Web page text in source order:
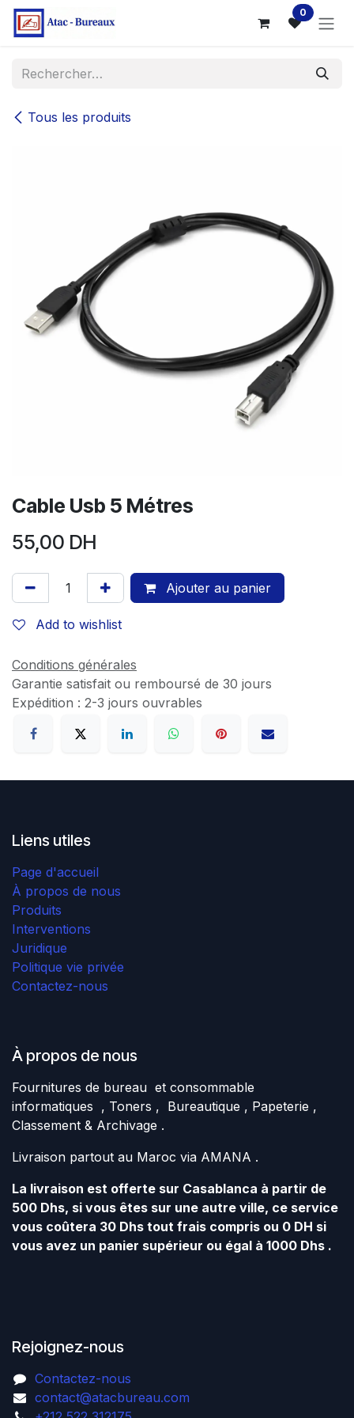
Se rendre au contenu 0
Tous les produits
Cable Usb 5 Métres
55,00 DH
Ajouter au panier
Add to wishlist
Conditions générales
Garantie satisfait ou remboursé de 30 jours
Expédition : 2-3 jours ouvrables
Liens utiles
Page d'accueil
À propos de nous
Produits
Interventions
Juridique
Politique vie privée
Contactez-nous
À propos de nous
Fournitures de bureau et consommable
informatiques , Toners , Bureautique , Papeterie ,
Classement & Archivage .
Livraison partout au Maroc via AMANA .
La livraison est offerte sur Casablanca à partir de
500 Dhs, si vous êtes sur une autre ville, ce service
vous coûtera 30 Dhs tout frais compris ou 0 DH si
vous avez un panier supérieur ou égal à 1000 Dhs .
Rejoignez-nous
Contactez-nous
contact@atacbureau.com